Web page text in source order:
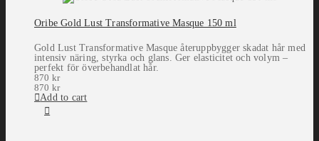
Oribe Gold Lust Transformative Masque 150 ml
Gold Lust Transformative Masque återuppbygger skadat hår med
intensiv näring, styrka och glans. Ger elasticitet och volym –
perfekt för överbehandlat hår.
870 kr
870 kr
Add to cart